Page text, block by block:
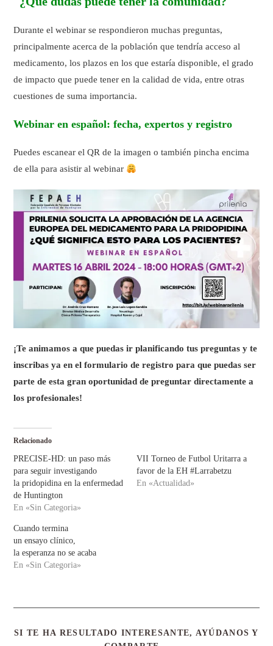
Durante el webinar se respondieron muchas preguntas,
principalmente acerca de la población que tendría acceso al
medicamento, los plazos en los que estaría disponible, el grado
de impacto que puede tener en la calidad de vida, entre otras
cuestiones de suma importancia.
Webinar en español: fecha, expertos y registro
Puedes escanear el QR de la imagen o también pincha encima
de ella para asistir al webinar
¡Te animamos a que puedas ir planificando tus preguntas y te
inscribas ya en el formulario de registro para que puedas ser
parte de esta gran oportunidad de preguntar directamente a
los profesionales!
Relacionado
PRECISE-HD: un paso más
para seguir investigando
la pridopidina en la enfermedad
de Huntington
En «Sin Categoria»
VII Torneo de Futbol Uritarra a
favor de la EH #Larrabetzu
En «Actualidad»
Cuando termina
un ensayo clínico,
la esperanza no se acaba
En «Sin Categoria»
SI TE HA RESULTADO INTERESANTE, AYÚDANOS Y